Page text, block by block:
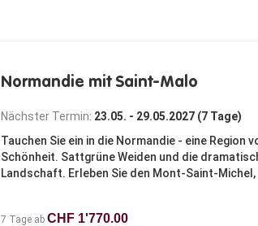
Normandie mit Saint-Malo
Nächster Termin: 23.05. - 29.05.2027 (7 Tage)
Tauchen Sie ein in die Normandie - eine
Schönheit. Sattgrüne Weiden und die
Landschaft. Erleben Sie den Mont-Saint-
7 Tage ab CHF 1'770.00